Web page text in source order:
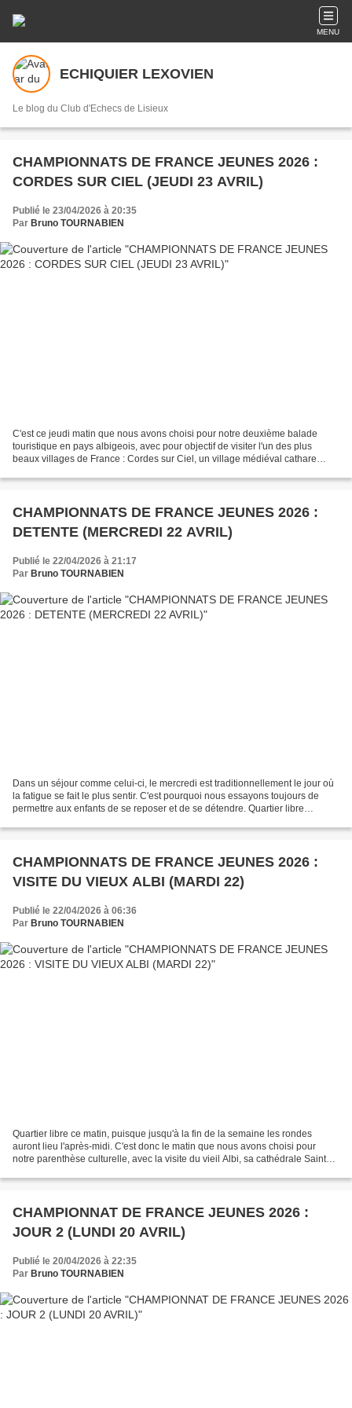
MENU
ECHIQUIER LEXOVIEN
Le blog du Club d'Echecs de Lisieux
CHAMPIONNATS DE FRANCE JEUNES 2026 :
CORDES SUR CIEL (JEUDI 23 AVRIL)
Publié le 23/04/2026 à 20:35
Par Bruno TOURNABIEN
C'est ce jeudi matin que nous avons choisi pour notre deuxième balade
touristique en pays albigeois, avec pour objectif de visiter l'un des plus
beaux villages de France : Cordes sur Ciel, un village médiéval cathare
CHAMPIONNATS DE FRANCE JEUNES 2026 :
DETENTE (MERCREDI 22 AVRIL)
Publié le 22/04/2026 à 21:17
Par Bruno TOURNABIEN
Dans un séjour comme celui-ci, le mercredi est traditionnellement le jour où
la fatigue se fait le plus sentir. C'est pourquoi nous essayons toujours de
permettre aux enfants de se reposer et de se détendre. Quartier libre
CHAMPIONNATS DE FRANCE JEUNES 2026 :
VISITE DU VIEUX ALBI (MARDI 22)
Publié le 22/04/2026 à 06:36
Par Bruno TOURNABIEN
Quartier libre ce matin, puisque jusqu'à la fin de la semaine les rondes
auront lieu l'après-midi. C'est donc le matin que nous avons choisi pour
notre parenthèse culturelle, avec la visite du vieil Albi, sa cathédrale Sainte-
CHAMPIONNAT DE FRANCE JEUNES 2026 :
JOUR 2 (LUNDI 20 AVRIL)
Publié le 20/04/2026 à 22:35
Par Bruno TOURNABIEN